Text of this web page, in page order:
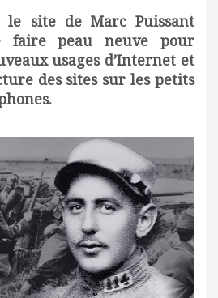
le site de Marc Puissant
faire peau neuve pour
usages d’Internet et
des sites sur les petits